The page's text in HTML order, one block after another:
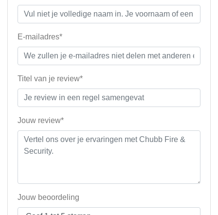
E-mailadres*
Titel van je review*
Jouw review*
Jouw beoordeling